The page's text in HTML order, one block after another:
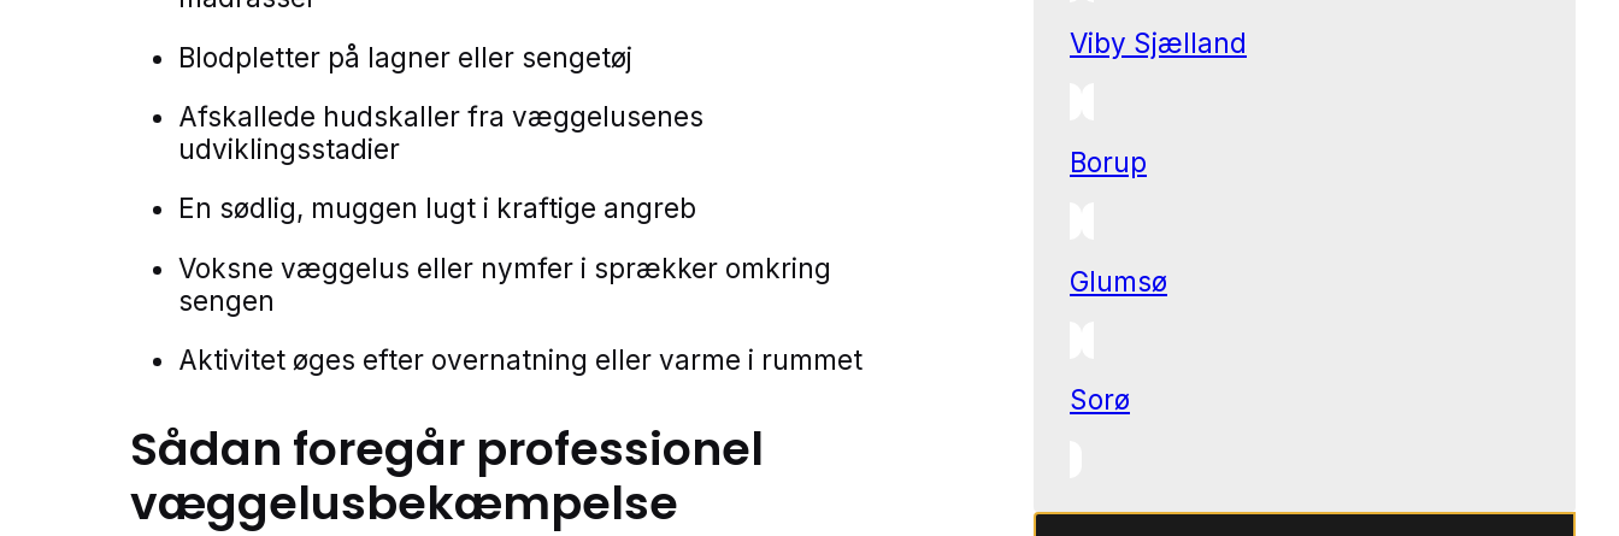
Blodpletter på lagner eller sengetøj
Afskallede hudskaller fra væggelusenes
udviklingsstadier
En sødlig, muggen lugt i kraftige angreb
Voksne væggelus eller nymfer i sprækker omkring
sengen
Aktivitet øges efter overnatning eller varme i rummet
Sådan foregår professionel
væggelusbekæmpelse
Viby Sjælland
Borup
Glumsø
Sorø